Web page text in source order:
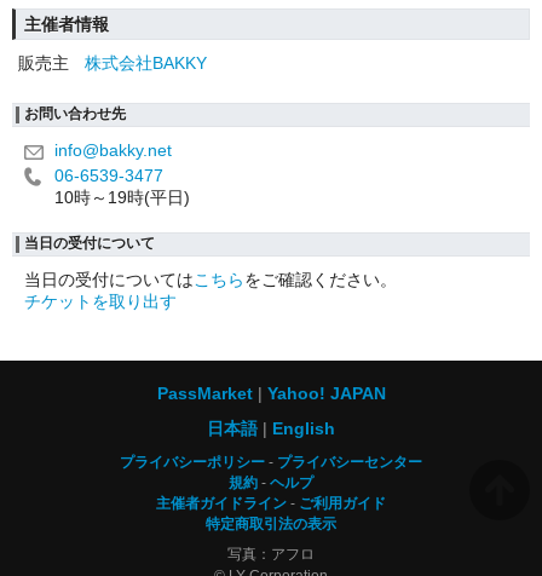
主催者情報
販売主
株式会社BAKKY
お問い合わせ先
info@bakky.net
06-6539-3477
10時～19時(平日)
当日の受付について
当日の受付についてはこちらをご確認ください。
チケットを取り出す
PassMarket
Yahoo! JAPAN
日本語
English
プライバシーポリシー
プライバシーセンター
規約
ヘルプ
主催者ガイドライン
ご利用ガイド
特定商取引法の表示
写真：アフロ